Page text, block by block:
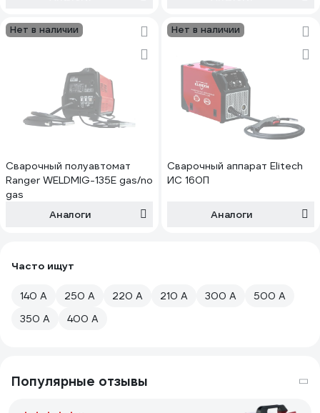
Нет в наличии
Сварочный полуавтомат
Ranger WELDMIG-135Е gas/no
gas
Аналоги
Нет в наличии
Сварочный аппарат Elitech
ИС 160П
Аналоги
Часто ищут
140 А 250 А 220 А 210 А 300 А
500 А
350 А
400 А
Популярные отзывы